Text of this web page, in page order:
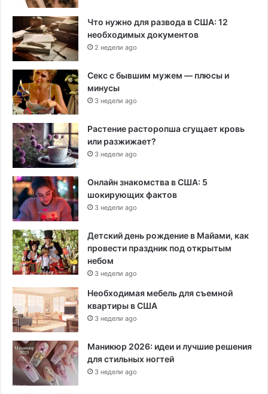
Что нужно для развода в США: 12
необходимых документов
2 недели ago
Секс с бывшим мужем — плюсы и
минусы
3 недели ago
Растение расторопша сгущает кровь
или разжижает?
3 недели ago
Онлайн знакомства в США: 5
шокирующих фактов
3 недели ago
Детский день рождение в Майами, как
провести праздник под открытым
небом
3 недели ago
Необходимая мебель для съемной
квартиры в США
3 недели ago
Маникюр 2026: идеи и лучшие решения
для стильных ногтей
3 недели ago